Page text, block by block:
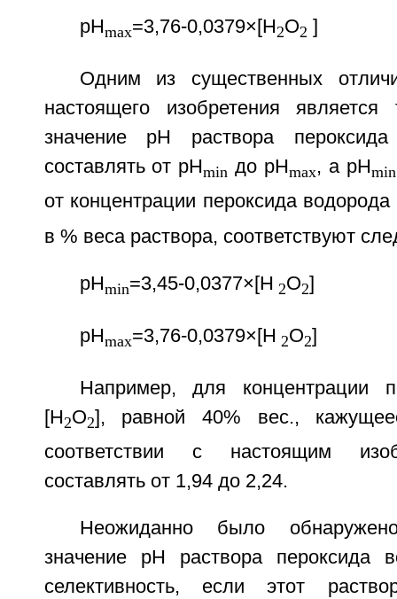
pHmax=3,76-0,0379×[Н2О2 ]
Одним из существенных
настоящего изобретения
значение рН раствора
составлять от pHmin до pHmax, а pHmin
от концентрации пероксида
в % веса раствора, соответствуют
pHmin=3,45-0,0377×[Н 2О2]
pHmax=3,76-0,0379×[Н 2О2]
Например, для концентрации
[Н2О2], равной 40% вес.,
соответствии с настоящим
составлять от 1,94 до 2,24.
Неожиданно было
значение рН раствора пероксида
селективность, если этот